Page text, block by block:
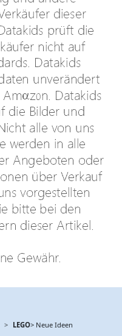
LEGO> Neue Ideen